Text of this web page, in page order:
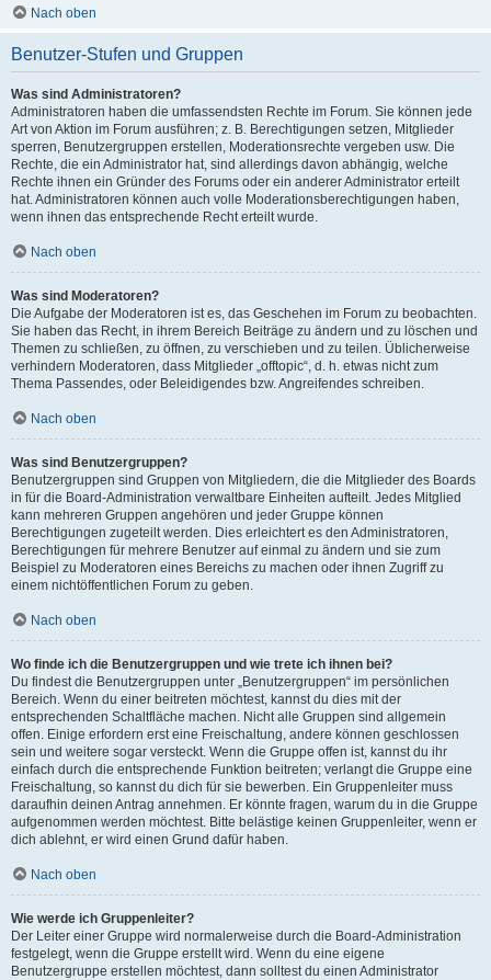
Nach oben
Benutzer-Stufen und Gruppen
Was sind Administratoren?
Administratoren haben die umfassendsten Rechte im Forum. Sie können jede
Art von Aktion im Forum ausführen; z. B. Berechtigungen setzen, Mitglieder
sperren, Benutzergruppen erstellen, Moderationsrechte vergeben usw. Die
Rechte, die ein Administrator hat, sind allerdings davon abhängig, welche
Rechte ihnen ein Gründer des Forums oder ein anderer Administrator erteilt
hat. Administratoren können auch volle Moderationsberechtigungen haben,
wenn ihnen das entsprechende Recht erteilt wurde.
Nach oben
Was sind Moderatoren?
Die Aufgabe der Moderatoren ist es, das Geschehen im Forum zu beobachten.
Sie haben das Recht, in ihrem Bereich Beiträge zu ändern und zu löschen und
Themen zu schließen, zu öffnen, zu verschieben und zu teilen. Üblicherweise
verhindern Moderatoren, dass Mitglieder „offtopic“, d. h. etwas nicht zum
Thema Passendes, oder Beleidigendes bzw. Angreifendes schreiben.
Nach oben
Was sind Benutzergruppen?
Benutzergruppen sind Gruppen von Mitgliedern, die die Mitglieder des Boards
in für die Board-Administration verwaltbare Einheiten aufteilt. Jedes Mitglied
kann mehreren Gruppen angehören und jeder Gruppe können
Berechtigungen zugeteilt werden. Dies erleichtert es den Administratoren,
Berechtigungen für mehrere Benutzer auf einmal zu ändern und sie zum
Beispiel zu Moderatoren eines Bereichs zu machen oder ihnen Zugriff zu
einem nichtöffentlichen Forum zu geben.
Nach oben
Wo finde ich die Benutzergruppen und wie trete ich ihnen bei?
Du findest die Benutzergruppen unter „Benutzergruppen“ im persönlichen
Bereich. Wenn du einer beitreten möchtest, kannst du dies mit der
entsprechenden Schaltfläche machen. Nicht alle Gruppen sind allgemein
offen. Einige erfordern erst eine Freischaltung, andere können geschlossen
sein und weitere sogar versteckt. Wenn die Gruppe offen ist, kannst du ihr
einfach durch die entsprechende Funktion beitreten; verlangt die Gruppe eine
Freischaltung, so kannst du dich für sie bewerben. Ein Gruppenleiter muss
daraufhin deinen Antrag annehmen. Er könnte fragen, warum du in die Gruppe
aufgenommen werden möchtest. Bitte belästige keinen Gruppenleiter, wenn er
dich ablehnt, er wird einen Grund dafür haben.
Nach oben
Wie werde ich Gruppenleiter?
Der Leiter einer Gruppe wird normalerweise durch die Board-Administration
festgelegt, wenn die Gruppe erstellt wird. Wenn du eine eigene
Benutzergruppe erstellen möchtest, dann solltest du einen Administrator